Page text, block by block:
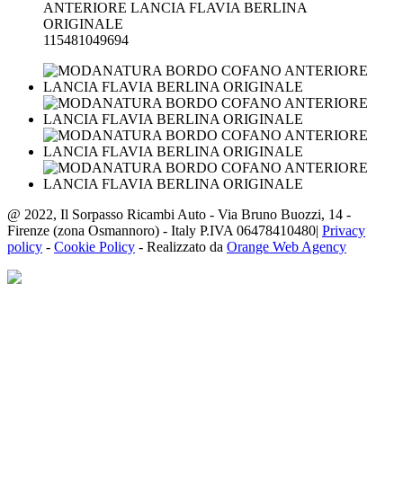
115481049694
@ 2022, Il Sorpasso Ricambi Auto - Via Bruno Buozzi, 14 -
Firenze (zona Osmannoro) - Italy P.IVA 06478410480| Privacy
policy - Cookie Policy - Realizzato da Orange Web Agency